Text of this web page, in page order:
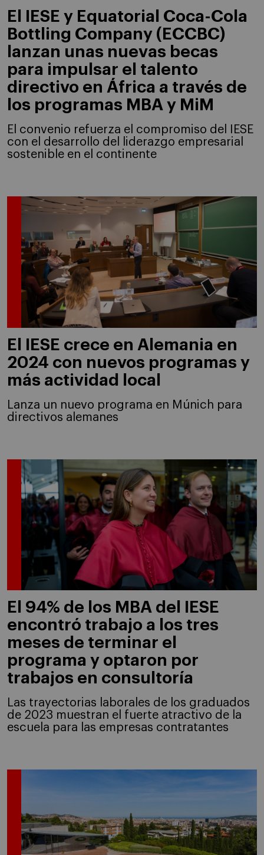
El IESE y Equatorial Coca-Cola
Bottling Company (ECCBC)
lanzan unas nuevas becas
para impulsar el talento
directivo en África a través de
los programas MBA y MiM
El convenio refuerza el compromiso del IESE
con el desarrollo del liderazgo empresarial
sostenible en el continente
El IESE crece en Alemania en
2024 con nuevos programas y
más actividad local
Lanza un nuevo programa en Múnich para
directivos alemanes
El 94% de los MBA del IESE
encontró trabajo a los tres
meses de terminar el
programa y optaron por
trabajos en consultoría
Las trayectorias laborales de los graduados
de 2023 muestran el fuerte atractivo de la
escuela para las empresas contratantes